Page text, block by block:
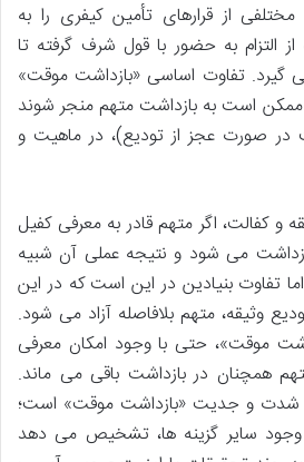
مختلفی از قرارهای تأمین کیفری را به
التزام به حضور با قول شرف گرفته تا
گیرد. تفاوت اساسی «بازداشت موقت»
ممکن است به بازداشت متهم منجر شوند
در صورت عجز از تودیع)، در ماهیت و
و کفالت، اگر متهم قادر به معرفی کفیل
می شود و نتیجه عملی آن شبیه
تفاوت بنیادین در این است که در این
وثیقه، متهم بلافاصله آزاد می شود.
موقت»، حتی با وجود امکان معرفی
همچنان در بازداشت باقی می ماند.
شدت و جدیت «بازداشت موقت» است؛
وجود سایر گزینه ها، تشخیص می دهد